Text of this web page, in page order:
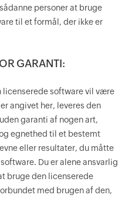
personer at bruge
til et formål, der ikke er
GARANTI:
licenserede software vil være
angivet her, leveres den
garanti af nogen art,
egnethed til et bestemt
eller resultater, du måtte
Du er alene ansvarlig
bruge den licenserede
med brugen af den,